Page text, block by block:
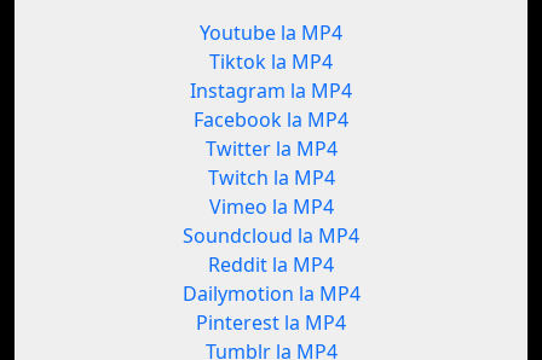
Youtube la MP4
Tiktok la MP4
Instagram la MP4
Facebook la MP4
Twitter la MP4
Twitch la MP4
Vimeo la MP4
Soundcloud la MP4
Reddit la MP4
Dailymotion la MP4
Pinterest la MP4
Tumblr la MP4